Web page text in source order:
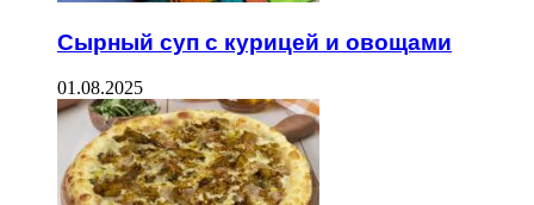
Сырный суп с курицей и овощами
01.08.2025